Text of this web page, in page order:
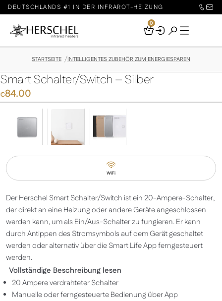
DEUTSCHLANDS #1 IN DER INFRAROT-HEIZUNG
Your
0
STARTSEITE INTELLIGENTES ZUBEHÖR ZUM ENERGIESPAREN
Smart Schalter/Switch – Silber
€84.00
WiFi
Der Herschel Smart Schalter/Switch ist ein 20-Ampere-Schalter,
der direkt an eine Heizung oder andere Geräte angeschlossen
werden kann, um als Ein/Aus-Schalter zu fungieren. Er kann
durch Antippen des Stromsymbols auf dem Gerät geschaltet
werden oder alternativ über die Smart Life App ferngesteuert
werden.
Vollständige Beschreibung lesen
20 Ampere verdrahteter Schalter
Manuelle oder ferngesteuerte Bedienung über App